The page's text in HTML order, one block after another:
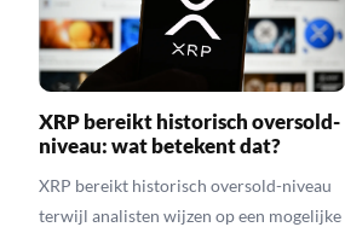
XRP bereikt historisch oversold-
niveau: wat betekent dat?
XRP bereikt historisch oversold-niveau
terwijl analisten wijzen op een mogelijke